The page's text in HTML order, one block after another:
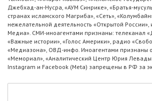
Джебхад-ан-Нусра, «АУМ Синрике», «Братья-
странах исламского Магриба», «Сеть»,
нежелательной деятельность «Открытой России»,
Медиа». СМИ-иноагентами признаны: телеканал
«Важные истории», «Голос Америки», радио
«Медиазона», ОВД-инфо. Иноагентами признаны
«Мемориал», «Аналитический Центр Юрия
Instagram и Facebook (Metа) запрещены в РФ за